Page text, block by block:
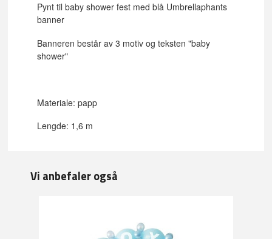
Pynt til baby shower fest med blå Umbrellaphants
banner
Banneren består av 3 motiv og teksten "baby
shower"
Materiale: papp
Lengde: 1,6 m
Vi anbefaler også